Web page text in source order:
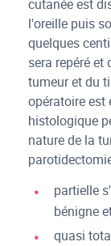
cutanée est
l'oreille puis
quelques
sera repéré
tumeur et du
opératoire est
histologique
nature de la
partielle
bénigne
quasi